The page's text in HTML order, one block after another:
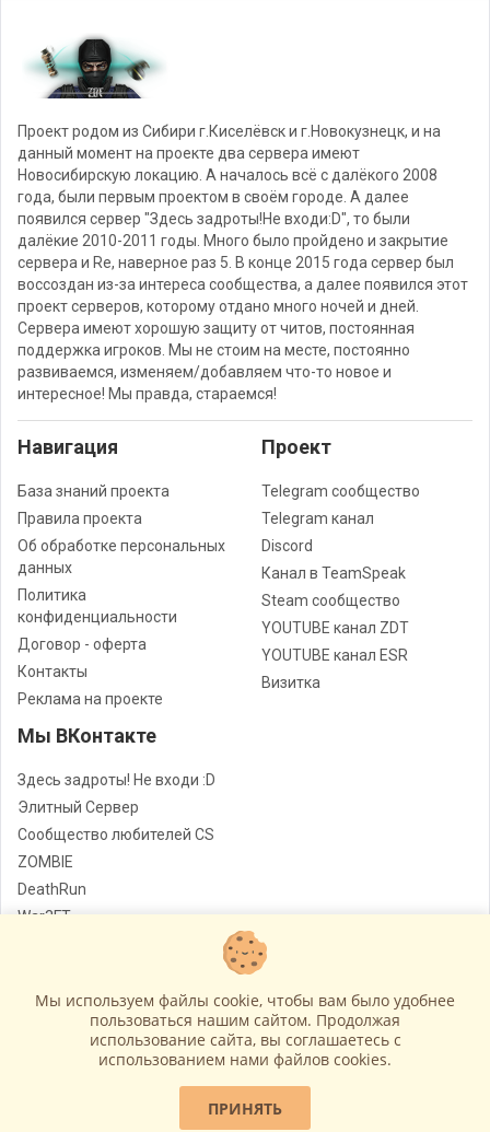
Проект родом из Сибири г.Киселёвск и г.Новокузнецк, и на
данный момент на проекте два сервера имеют
Новосибирскую локацию. А началось всё с далёкого 2008
года, были первым проектом в своём городе. А далее
появился сервер "Здесь задроты!Не входи:D", то были
далёкие 2010-2011 годы. Много было пройдено и закрытие
сервера и Re, наверное раз 5. В конце 2015 года сервер был
воссоздан из-за интереса сообщества, а далее появился этот
проект серверов, которому отдано много ночей и дней.
Сервера имеют хорошую защиту от читов, постоянная
поддержка игроков. Мы не стоим на месте, постоянно
развиваемся, изменяем/добавляем что-то новое и
интересное! Мы правда, стараемся!
Навигация
База знаний проекта
Правила проекта
Об обработке персональных
данных
Политика
конфиденциальности
Договор - оферта
Контакты
Реклама на проекте
Проект
Telegram сообщество
Telegram канал
Discord
Канал в TeamSpeak
Steam сообщество
YOUTUBE канал ZDT
YOUTUBE канал ESR
Визитка
Мы ВКонтакте
Здесь задроты! Не входи :D
Элитный Сервер
Сообщество любителей CS
ZOMBIE
DeathRun
War3FT
Лучшие сервера Counter - Strike © Все права защищены
Работает наGameCMS
Мы используем файлы cookie, чтобы вам было удобнее
пользоваться нашим сайтом. Продолжая
использование сайта, вы соглашаетесь c
использованием нами файлов cookies.
ПРИНЯТЬ